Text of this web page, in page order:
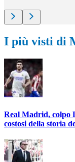
I più visti di
Real Madrid, colpo
costosi della storia